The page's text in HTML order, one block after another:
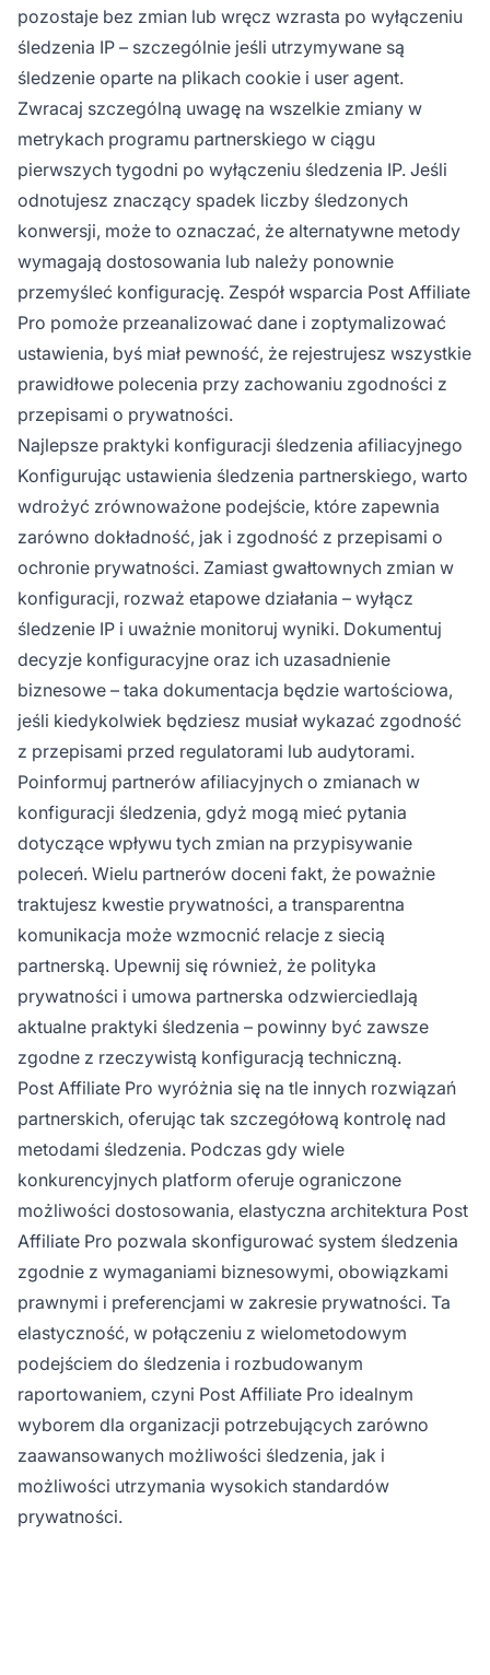
pozostaje bez zmian lub wręcz wzrasta po wyłączeniu
śledzenia IP – szczególnie jeśli utrzymywane są
śledzenie oparte na plikach cookie i user agent.
Zwracaj szczególną uwagę na wszelkie zmiany w
metrykach programu partnerskiego w ciągu
pierwszych tygodni po wyłączeniu śledzenia IP. Jeśli
odnotujesz znaczący spadek liczby śledzonych
konwersji, może to oznaczać, że alternatywne metody
wymagają dostosowania lub należy ponownie
przemyśleć konfigurację. Zespół wsparcia Post Affiliate
Pro pomoże przeanalizować dane i zoptymalizować
ustawienia, byś miał pewność, że rejestrujesz wszystkie
prawidłowe polecenia przy zachowaniu zgodności z
przepisami o prywatności.
Najlepsze praktyki konfiguracji śledzenia afiliacyjnego
Konfigurując ustawienia śledzenia partnerskiego, warto
wdrożyć zrównoważone podejście, które zapewnia
zarówno dokładność, jak i zgodność z przepisami o
ochronie prywatności. Zamiast gwałtownych zmian w
konfiguracji, rozważ etapowe działania – wyłącz
śledzenie IP i uważnie monitoruj wyniki. Dokumentuj
decyzje konfiguracyjne oraz ich uzasadnienie
biznesowe – taka dokumentacja będzie wartościowa,
jeśli kiedykolwiek będziesz musiał wykazać zgodność
z przepisami przed regulatorami lub audytorami.
Poinformuj partnerów afiliacyjnych o zmianach w
konfiguracji śledzenia, gdyż mogą mieć pytania
dotyczące wpływu tych zmian na przypisywanie
poleceń. Wielu partnerów doceni fakt, że poważnie
traktujesz kwestie prywatności, a transparentna
komunikacja może wzmocnić relacje z siecią
partnerską. Upewnij się również, że polityka
prywatności i umowa partnerska odzwierciedlają
aktualne praktyki śledzenia – powinny być zawsze
zgodne z rzeczywistą konfiguracją techniczną.
Post Affiliate Pro wyróżnia się na tle innych rozwiązań
partnerskich, oferując tak szczegółową kontrolę nad
metodami śledzenia. Podczas gdy wiele
konkurencyjnych platform oferuje ograniczone
możliwości dostosowania, elastyczna architektura Post
Affiliate Pro pozwala skonfigurować system śledzenia
zgodnie z wymaganiami biznesowymi, obowiązkami
prawnymi i preferencjami w zakresie prywatności. Ta
elastyczność, w połączeniu z wielometodowym
podejściem do śledzenia i rozbudowanym
raportowaniem, czyni Post Affiliate Pro idealnym
wyborem dla organizacji potrzebujących zarówno
zaawansowanych możliwości śledzenia, jak i
możliwości utrzymania wysokich standardów
prywatności.